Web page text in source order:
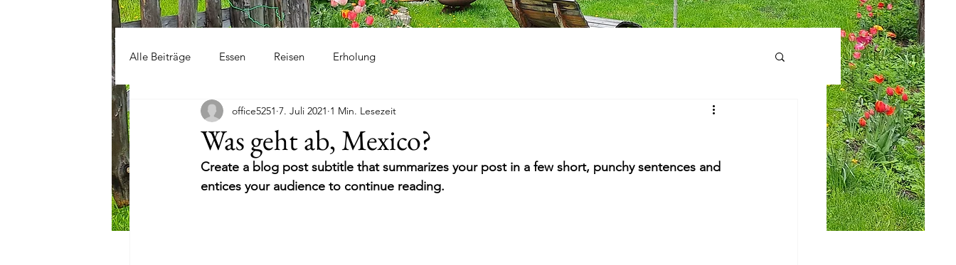
Alle Beiträge Essen Reisen Erholung
Was geht ab, Mexico?
office5251 7. Juli 2021 1 Min. Lesezeit
Create a blog post subtitle that summarizes your post in a few short, punchy sentences and
entices your audience to continue reading.